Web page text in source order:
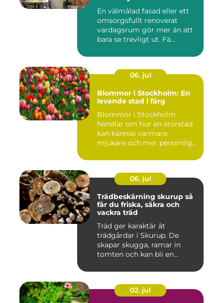
En välmålad fasad eller ett
omsorgsfullt renoverat
vardagsrum gör mer än att
bara se trevligt ut. Fä...
06. jul
Blommor i Stockholm: En
levande stad i färg
Blommor i Stockholm
handlar om hur en storstad
kan kännas varmare,
mjukare och mer personlig
06. jul
Trädbeskärning skurup så
får du friska, säkra och
vackra träd
Träd ger karaktär åt
trädgårdar i Skurup. De
skapar skugga, ramar in
tomten och kan bli en
02. jul